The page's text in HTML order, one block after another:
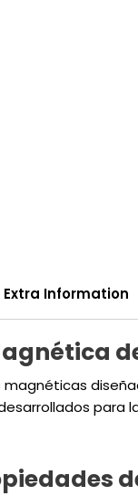
Extra Information
para